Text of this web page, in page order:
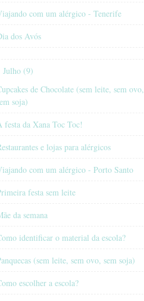
com um alérgico - Tenerife
dos Avós
Julho (9)
de Chocolate (sem leite, sem ovo,
soja)
festa da Xana Toc Toc!
e lojas para alérgicos
com um alérgico - Porto Santo
festa sem leite
da semana
identificar o material da escola?
(sem leite, sem ovo, sem soja)
escolher a escola?